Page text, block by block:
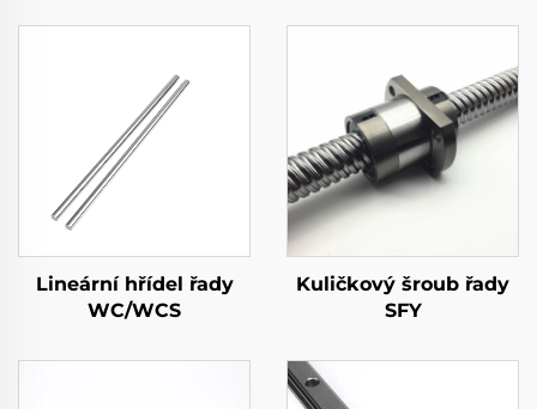
Lineární hřídel řady
WC/WCS
Kuličkový šroub řady
SFY